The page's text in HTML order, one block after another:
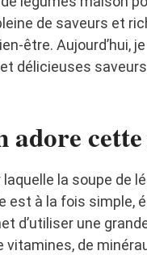
de saveurs et
être. Aujourd’hui,
délicieuses
adore
laquelle la soupe de
est à la fois simple,
d’utiliser une
de